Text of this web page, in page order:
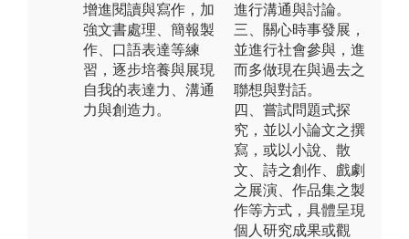
增進閱讀與寫作，加
強文書處理、簡報製
作、口語表達等練
習，逐步培養與展現
自我的表達力、溝通
力與創造力。
進行溝通與討論。
三、關心時事發展，
並進行社會參與，進
而多做現在與過去之
聯想與對話。
四、嘗試問題式探
究，並以小論文之撰
寫，或以小說、散
文、詩之創作、戲劇
之展演、作品集之製
作等方式，具體呈現
個人研究成果或觀